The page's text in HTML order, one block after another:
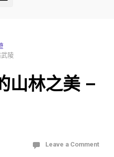
陵
山林之美 –
Leave a Comment